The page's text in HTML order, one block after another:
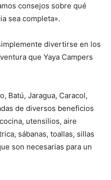
consejos sobre qué
sea completa».
divertirse en los
que Yaya Campers
Batú, Jaragua, Caracol,
de diversos beneficios
utensilios, aire
sábanas, toallas, sillas
son necesarias para un